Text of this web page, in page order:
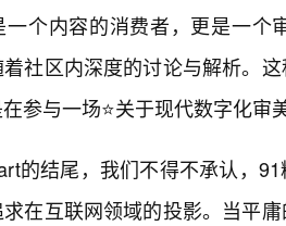
一个内容的消费者，更是一
社区内深度的讨论与解析。
参与一场⭐关于现代数字化审
的结尾，我们不得不承认，
在互联网领域的投影。当平